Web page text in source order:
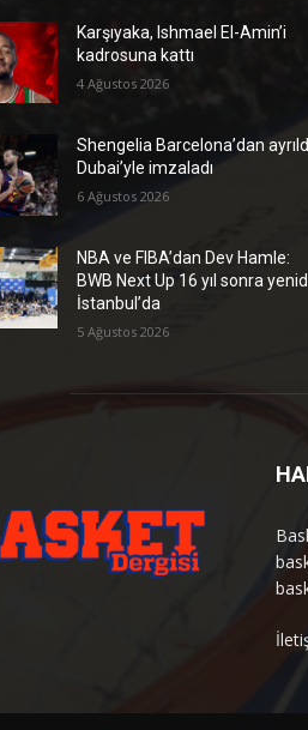
Karşıyaka, Ishmael El-Amin’i
kadrosuna kattı
4 Ağustos 2026
Shengelia Barcelona’dan
Dubai’yle imzaladı
6 Ağustos 2026
NBA ve FIBA’dan Dev Hamle:
BWB Next Up 16 yıl sonra
İstanbul’da
5 Ağustos 2026